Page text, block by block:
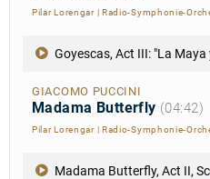
Pilar Lorengar| Radio-Symphonie-
Goyescas, Act III: "La Maya
GIACOMO PUCCINI
Madama Butterfly (04:42)
Pilar Lorengar| Radio-Symphonie-
Madama Butterfly, Act II,